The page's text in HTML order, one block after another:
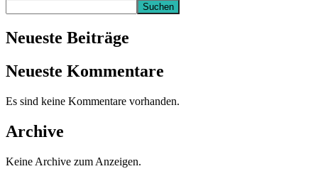
Suchen
Neueste Beiträge
Neueste Kommentare
Es sind keine Kommentare vorhanden.
Archive
Keine Archive zum Anzeigen.